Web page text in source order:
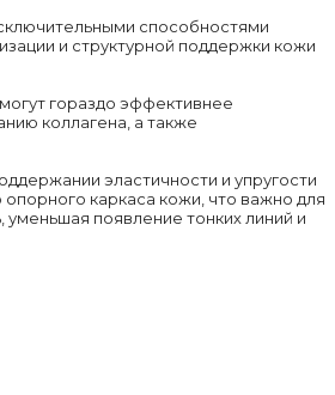
способностями
и структурной поддержки кожи
гораздо эффективнее
коллагена, а также
эластичности и упругости
каркаса кожи, что важно для
появление тонких линий и